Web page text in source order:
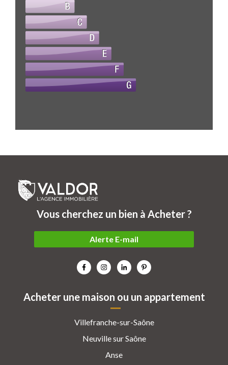
Acheter une maison ou un appartement
Villefranche-sur-Saône
Neuville sur Saône
Anse
Vous cherchez un bien à Acheter ?
Alerte E-mail